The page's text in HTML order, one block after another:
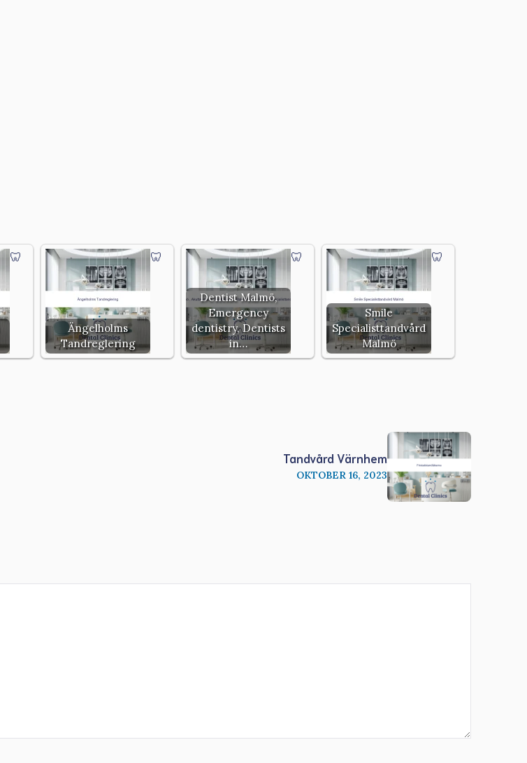
Ängelholms
Tandreglering
Dentist Malmö,
Emergency
dentistry, Dentists
in…
Smile
Specialisttandvård
Malmö
Tandvård Värnhem
OKTOBER 16, 2023